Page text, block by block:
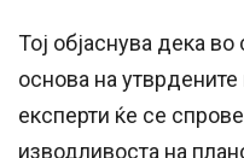
Тој објаснува дека
основа на
експерти ќе се
изводливоста на